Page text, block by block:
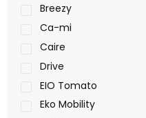
Breezy
Ca-mi
Caire
Drive
EIO Tomato
Eko Mobility